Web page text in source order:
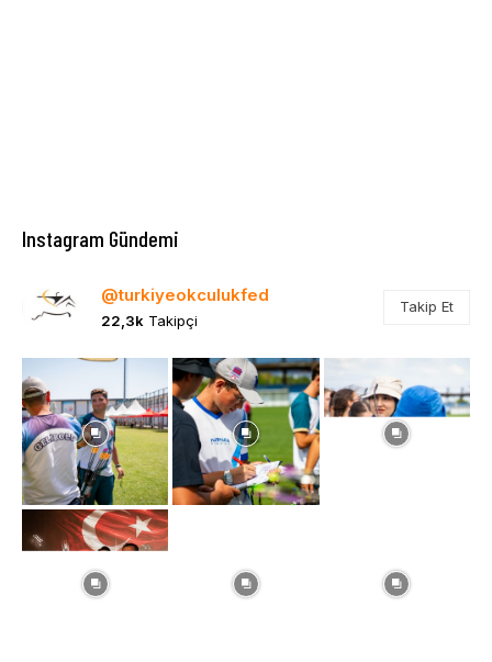
Instagram Gündemi
@turkiyeokculukfed
22,3k Takipçi
Takip Et